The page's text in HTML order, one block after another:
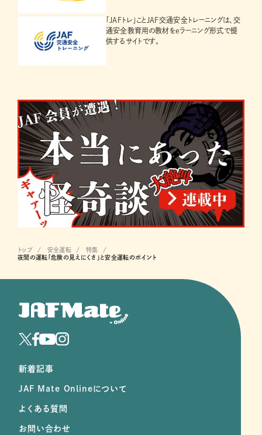
「JAFトレ」ことJAF交通安全トレーニングは、交
通安全教育用の教材をeラーニング形式で提
供するサイトです。
トップ 安全運転
特集
夜間の運転「危険の見えにくさ」と安全運転のポイント
新着記事
JAF Mate Onlineについて
よくある質問
お問い合わせ